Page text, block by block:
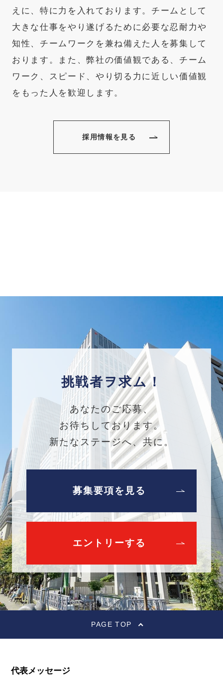
えに、特に力を入れております。チームとして
大きな仕事をやり遂げるために必要な忍耐力や
知性、チームワークを兼ね備えた人を募集して
おります。また、弊社の価値観である、チーム
ワーク、スピード、やり切る力に近しい価値観
をもった人を歓迎します。
採用情報を見る
挑戦者ヲ求ム！
あなたのご応募、
お待ちしております。
新たなステージへ、共に。
募集要項を見る
エントリーする
PAGE TOP
代表メッセージ